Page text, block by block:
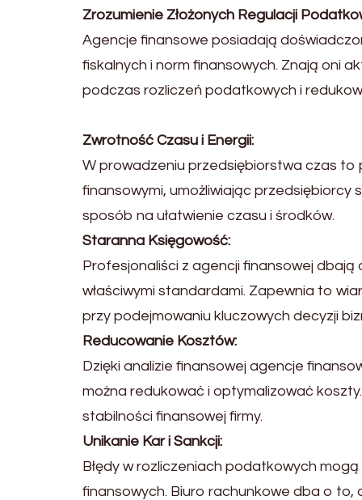
Zrozumienie Złożonych Regulacji
Agencje finansowe posiadają
fiskalnych i norm finansowych. Znają oni
podczas rozliczeń podatkowych i
Zwrotność Czasu i Energii:
W prowadzeniu przedsiębiorstwa czas to
finansowymi, umożliwiając przedsiębiorcy
sposób na ułatwienie czasu i środków.
Staranna Księgowość:
Profesjonaliści z agencji finansowej dbają
właściwymi standardami. Zapewnia to
przy podejmowaniu kluczowych decyzji
Reducowanie Kosztów:
Dzięki analizie finansowej agencje
można redukować i optymalizować
stabilności finansowej firmy.
Unikanie Kar i Sankcji:
Błędy w rozliczeniach podatkowych
finansowych. Biuro rachunkowe dba o to,